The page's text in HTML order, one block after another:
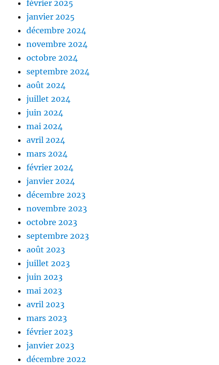
février 2025
janvier 2025
décembre 2024
novembre 2024
octobre 2024
septembre 2024
août 2024
juillet 2024
juin 2024
mai 2024
avril 2024
mars 2024
février 2024
janvier 2024
décembre 2023
novembre 2023
octobre 2023
septembre 2023
août 2023
juillet 2023
juin 2023
mai 2023
avril 2023
mars 2023
février 2023
janvier 2023
décembre 2022